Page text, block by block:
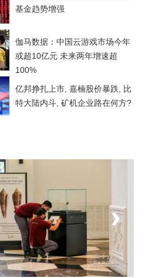
基金趋势增强
伽马数据：中国云游戏市场今年
或超10亿元 未来两年增速超
100%
亿邦挣扎上市, 嘉楠股价暴跌, 比
特大陆内斗, 矿机企业路在何方?
疫降级
›